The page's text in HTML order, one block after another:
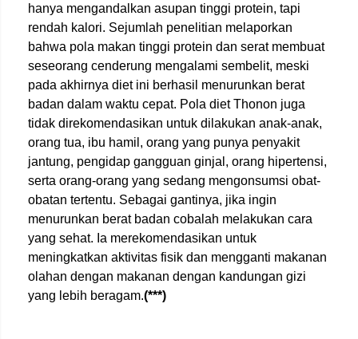
hanya mengandalkan asupan tinggi protein, tapi
rendah kalori. Sejumlah penelitian melaporkan
bahwa pola makan tinggi protein dan serat membuat
seseorang cenderung mengalami sembelit, meski
pada akhirnya diet ini berhasil menurunkan berat
badan dalam waktu cepat. Pola diet Thonon juga
tidak direkomendasikan untuk dilakukan anak-anak,
orang tua, ibu hamil, orang yang punya penyakit
jantung, pengidap gangguan ginjal, orang hipertensi,
serta orang-orang yang sedang mengonsumsi obat-
obatan tertentu. Sebagai gantinya, jika ingin
menurunkan berat badan cobalah melakukan cara
yang sehat. Ia merekomendasikan untuk
meningkatkan aktivitas fisik dan mengganti makanan
olahan dengan makanan dengan kandungan gizi
yang lebih beragam.(***)